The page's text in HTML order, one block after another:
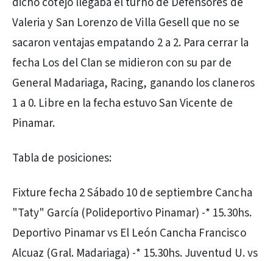
Valeria y San Lorenzo de Villa Gesell que no se
sacaron ventajas empatando 2 a 2. Para cerrar la
fecha Los del Clan se midieron con su par de
General Madariaga, Racing, ganando los claneros
1 a 0. Libre en la fecha estuvo San Vicente de
Pinamar.
Tabla de posiciones:
Fixture fecha 2 Sábado 10 de septiembre Cancha
"Taty" García (Polideportivo Pinamar) -* 15.30hs.
Deportivo Pinamar vs El León Cancha Francisco
Alcuaz (Gral. Madariaga) -* 15.30hs. Juventud U. vs